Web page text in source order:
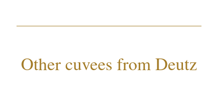
Other cuvees from Deutz